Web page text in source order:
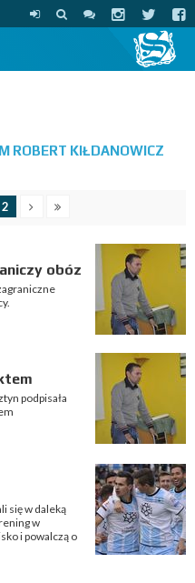
ROBERT KIŁDANOWICZ
2
obóz
podpisała
się w daleką
w
i powalczą o